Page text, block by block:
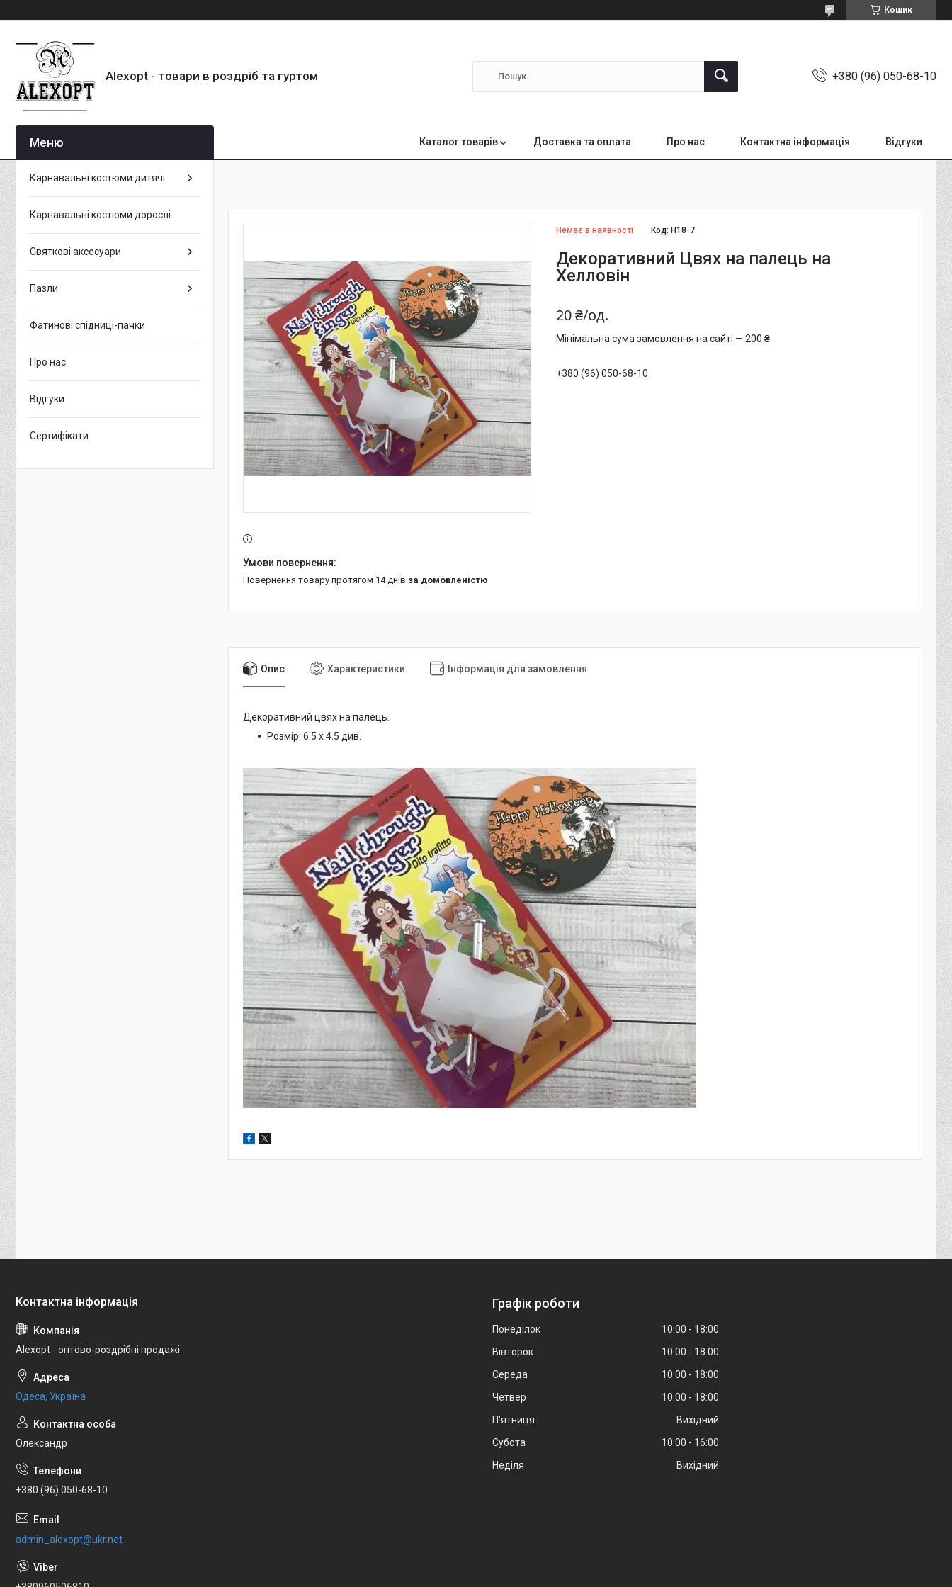
Кошик
Alexopt - товари в роздріб та гуртом +380 (96) 050-68-10
Каталог товарів Доставка та оплата Про нас Контактна інформація Відгуки
Немає в наявності Код: Н18-7
Декоративний Цвях на палець на
Хелловін
20 ₴/од.
Мінімальна сума замовлення на сайті — 200 ₴
+380 (96) 050-68-10
повернення товару протягом 14 днів за домовленістю
Опис Характеристики Інформація для замовлення
Декоративний цвях на палець.
Розмір: 6.5 х 4.5 див.
Карнавальні костюми дитячі
Карнавальні костюми дорослі
Святкові аксесуари
Пазли
Фатинові спідниці-пачки
Про нас
Відгуки
Сертифікати
Alexopt - оптово-роздрібні продажі
Одеса, Україна
Олександр
+380 (96) 050-68-10
admin_alexopt@ukr.net
Графік роботи
Понеділок 10:00
18:00
Вівторок
10:00
18:00
Середа
10:00
18:00
Четвер
10:00
18:00
Пʼятниця
Вихідний
Субота
10:00
16:00
Неділя
Вихідний